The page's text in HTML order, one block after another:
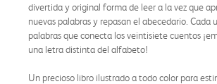
divertida y original forma de leer a la vez que
nuevas palabras y repasan el abecedario. Cada
palabras que conecta los veintisiete cuentos
una letra distinta del alfabeto!
Un precioso libro ilustrado a todo color para